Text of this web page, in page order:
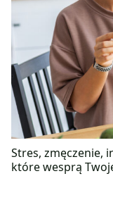
Stres, zmęczenie,
które wesprą